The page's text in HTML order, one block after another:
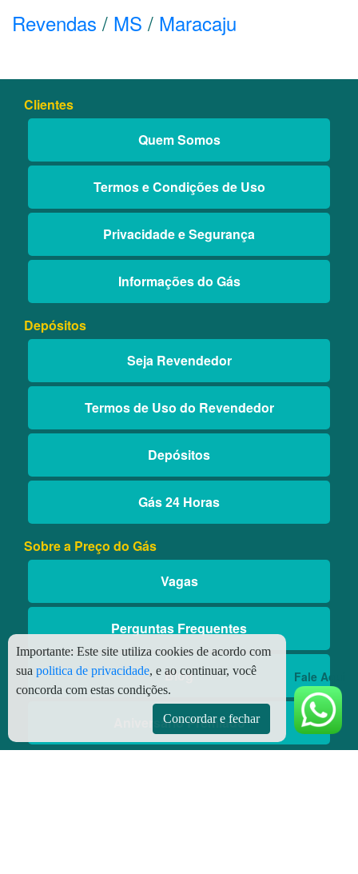
Revendas / MS / Maracaju
Fale Aqui
Clientes
Quem Somos
Termos e Condições de Uso
Privacidade e Segurança
Informações do Gás
Depósitos
Seja Revendedor
Termos de Uso do Revendedor
Depósitos
Gás 24 Horas
Sobre a Preço do Gás
Vagas
Perguntas Frequentes
Blog
Aniversário Premiado
Importante: Este site utiliza cookies de acordo com
sua politica de privacidade, e ao continuar, você
concorda com estas condições.
Concordar e fechar